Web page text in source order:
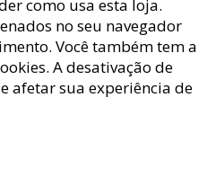
como usa esta loja.
no seu navegador
Você também tem a
A desativação de
afetar sua experiência de